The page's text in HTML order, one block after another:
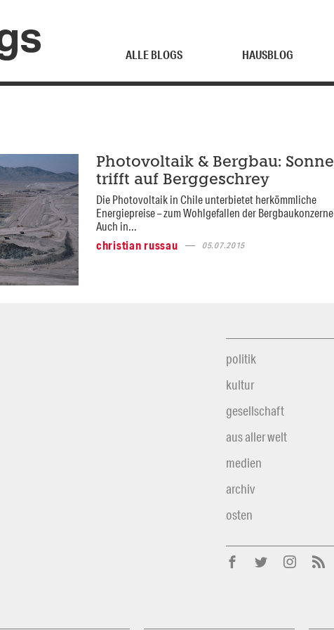
ALLE BLOGS HAUSBLOG
Photovoltaik & Bergbau: Sonne
trifft auf Berggeschrey
Die Photovoltaik in Chile unterbietet herkömmliche
Energiepreise – zum Wohlgefallen der Bergbaukonzerne
Auch in...
christian russau
05.07.2015
politik
kultur
gesellschaft
aus aller welt
medien
archiv
osten